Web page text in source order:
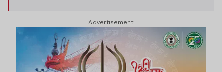
Advertisement